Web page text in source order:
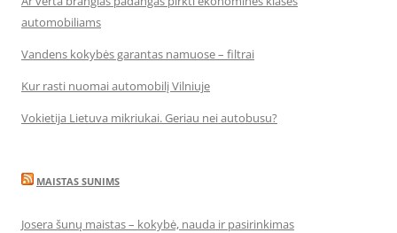
automobiliams
Vandens kokybės garantas namuose – filtrai
Kur rasti nuomai automobilį Vilniuje
Vokietija Lietuva mikriukai. Geriau nei autobusu?
MAISTAS SUNIMS
Josera šunų maistas – kokybė, nauda ir pasirinkimas